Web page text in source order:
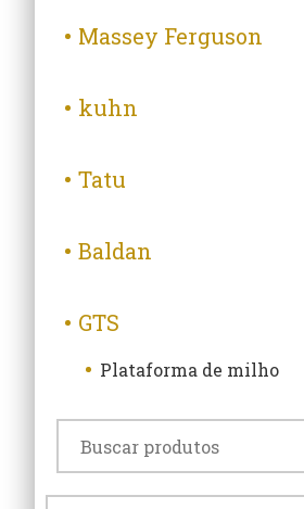
Massey Ferguson
kuhn
Tatu
Baldan
GTS
Plataforma de milho